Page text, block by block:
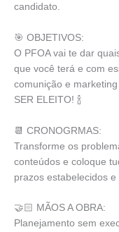
candidato.
🎯 OBJETIVOS:
O PFOA vai te dar
que você terá e com
comunição e
SER ELEITO! 🍾
📆 CRONOGRMAS:
Transforme os
conteúdos e coloque
prazos estabelecidos
🤝🏻 MÃOS A OBRA:
Planejamento sem